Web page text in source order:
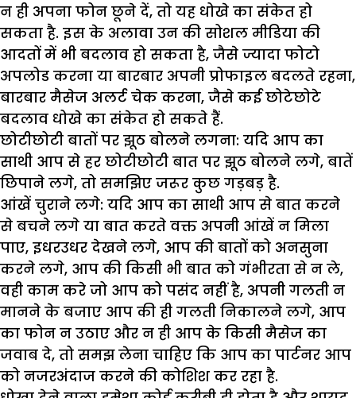
न ही अपना फोन छूने दें, तो यह धोखे का संकेत हो
सकता है. इस के अलावा उन की सोशल मीडिया की
आदतों में भी बदलाव हो सकता है, जैसे ज्यादा फोटो
अपलोड करना या बारबार अपनी प्रोफाइल बदलते रहना,
बारबार मैसेज अलर्ट चेक करना, जैसे कई छोटेछोटे
बदलाव धोखे का संकेत हो सकते हैं.
छोटीछोटी बातों पर झूठ बोलने लगना: यदि आप का
साथी आप से हर छोटीछोटी बात पर झूठ बोलने लगे, बातें
छिपाने लगे, तो समझिए जरूर कुछ गड़बड़ है.
आंखें चुराने लगे: यदि आप का साथी आप से बात करने
से बचने लगे या बात करते वक्त अपनी आंखें न मिला
पाए, इधरउधर देखने लगे, आप की बातों को अनसुना
करने लगे, आप की किसी भी बात को गंभीरता से न ले,
वही काम करे जो आप को पसंद नहीं है, अपनी गलती न
मानने के बजाए आप की ही गलती निकालने लगे, आप
का फोन न उठाए और न ही आप के किसी मैसेज का
जवाब दे, तो समझ लेना चाहिए कि आप का पार्टनर आप
को नजरअंदाज करने की कोशिश कर रहा है.